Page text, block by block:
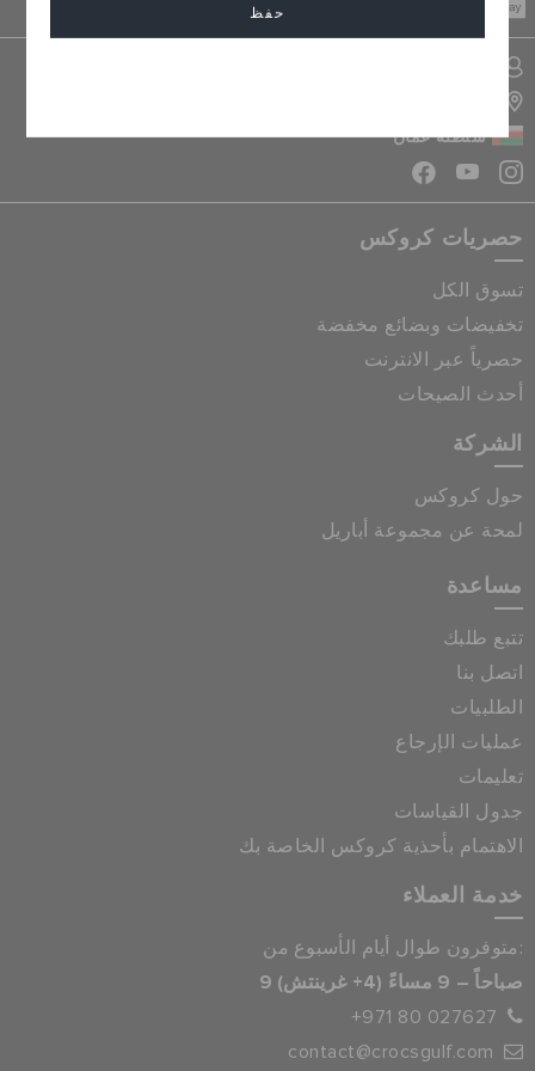
حفظ
سلطنة عمان
حصريات كروكس
تسوق الكل
تخفيضات وبضائع مخفضة
حصرياً عبر الانترنت
أحدث الصيحات
الشركة
حول كروكس
لمحة عن مجموعة أباريل
مساعدة
تتبع طلبك
اتصل بنا
الطلبيات
عمليات الإرجاع
تعليمات
جدول القياسات
الاهتمام بأحذية كروكس الخاصة بك
خدمة العملاء
متوفرون طوال أيام الأسبوع من:
9 صباحاً – 9 مساءً (4+ غرينتش)
+971 80 027627
contact@crocsgulf.com